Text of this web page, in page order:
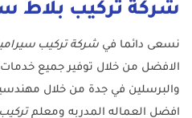
شركة تركيب بلاط
نسعى دائما في شركة تركيب
الافضل من خلال توفير جميع
والبرسلين في جدة من خلال
افضل العماله المدربه ومعلم